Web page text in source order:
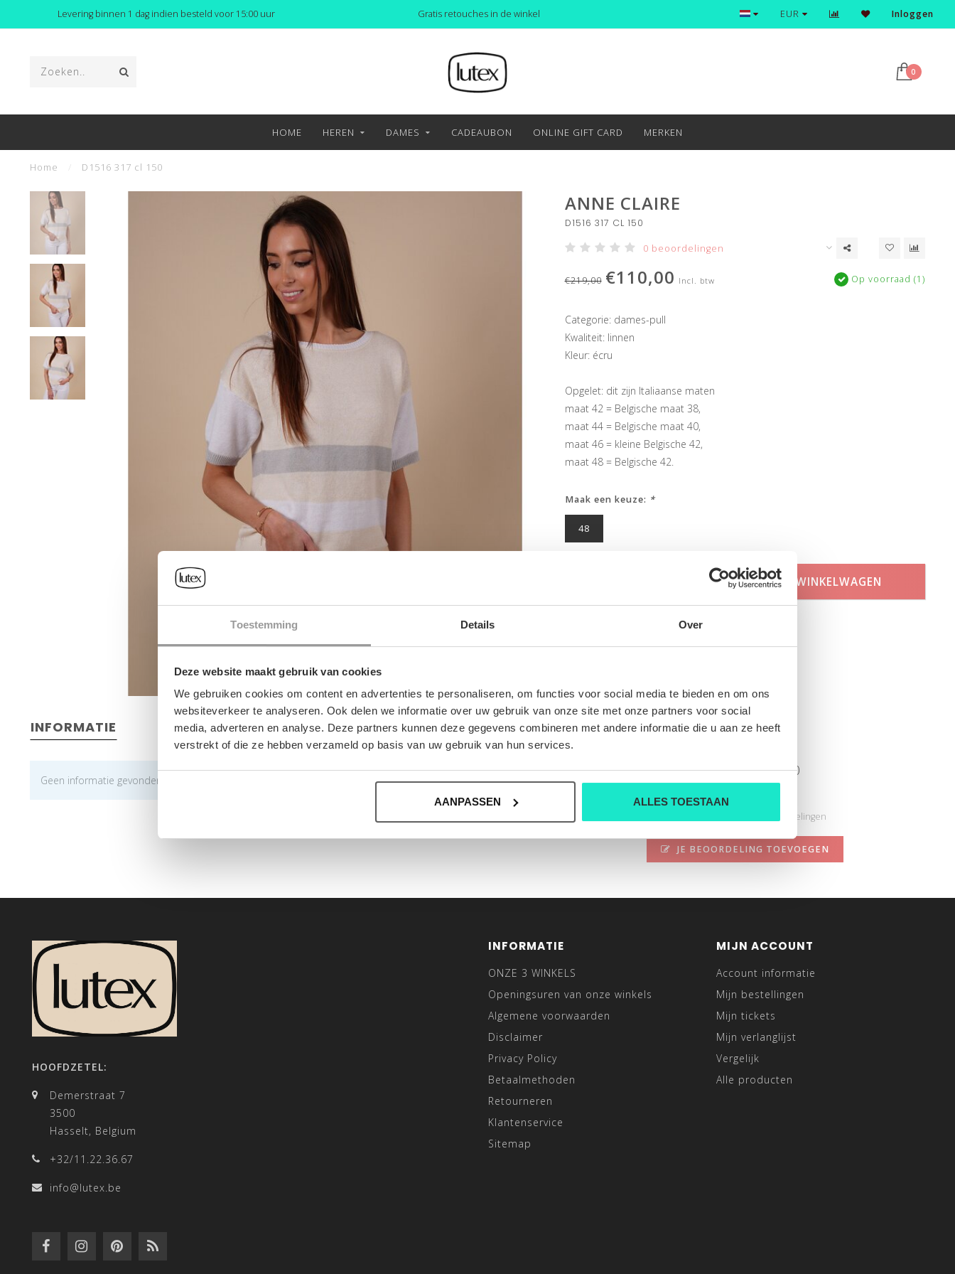
Toestemming Details Over
Deze website maakt gebruik van cookies
We gebruiken cookies om content en advertenties te personaliseren, om functies voor social media te bieden en om ons
websiteverkeer te analyseren. Ook delen we informatie over uw gebruik van onze site met onze partners voor social
media, adverteren en analyse. Deze partners kunnen deze gegevens combineren met andere informatie die u aan ze heeft
verstrekt of die ze hebben verzameld op basis van uw gebruik van hun services.
AANPASSEN ALLES TOESTAAN
Levering binnen 1 dag indien besteld voor 15:00 uur Gratis retouches in de winkel Ontdek en shop de nieuwste trends
EUR Inloggen
0
HOME HEREN DAMES CADEAUBON ONLINE GIFT CARD MERKEN
Home D1516 317 cl 150
ANNE CLAIRE
D1516 317 CL 150
0 beoordelingen
€219,00 €110,00 Incl. btw Op voorraad (1)
Categorie: dames-pull
Kwaliteit: linnen
Kleur: écru
Opgelet: dit zijn Italiaanse maten
maat 42 = Belgische maat 38,
maat 44 = Belgische maat 40,
maat 46 = kleine Belgische 42,
maat 48 = Belgische 42.
Maak een keuze: *
48
TOEVOEGEN AAN WINKELWAGEN
INFORMATIE
Geen informatie gevonden
D1516 317 cl 150
Nog niet gewaardeerd
0 sterren op basis van 0 beoordelingen
JE BEOORDELING TOEVOEGEN
HOOFDZETEL:
Demerstraat 7
3500
Hasselt, Belgium
+32/11.22.36.67
info@lutex.be
INFORMATIE
ONZE 3 WINKELS
Openingsuren van onze winkels
Algemene voorwaarden
Disclaimer
Privacy Policy
Betaalmethoden
Retourneren
Klantenservice
Sitemap
MIJN ACCOUNT
Account informatie
Mijn bestellingen
Mijn tickets
Mijn verlanglijst
Vergelijk
Alle producten